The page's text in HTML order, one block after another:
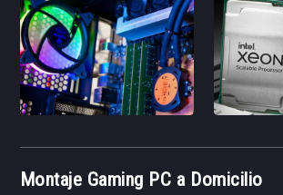
Montaje Gaming PC a Domicilio